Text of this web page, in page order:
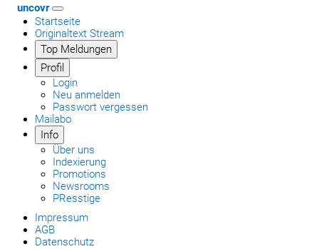
uncovr
Startseite
Originaltext Stream
Top Meldungen
Profil
Login
Neu anmelden
Passwort vergessen
Mailabo
Info
Über uns
Indexierung
Promotions
Newsrooms
PResstige
Impressum
AGB
Datenschutz